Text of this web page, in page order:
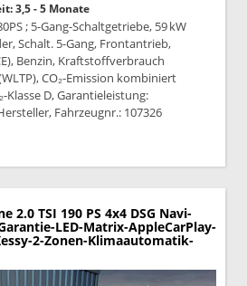
3,5 - 5 Monate
; 5-Gang-Schaltgetriebe, 59 kW
Schalt. 5-Gang, Frontantrieb,
Benzin, Kraftstoffverbrauch
CO₂-Emission kombiniert
Klasse D, Garantieleistung:
Fahrzeugnr.: 107326
drucken
2.0 TSI 190 PS 4x4 DSG Navi-
LED-Matrix-AppleCarPlay-
2-Zonen-Klimaautomatik-